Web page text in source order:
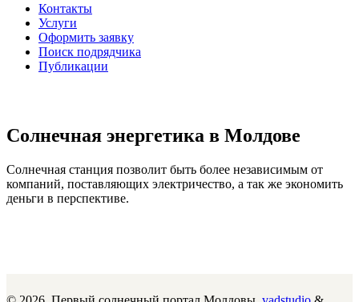
Контакты
Услуги
Оформить заявку
Поиск подрядчика
Публикации
Солнечная энергетика в Молдове
Солнечная станция позволит быть более независимым от
компаний, поставляющих электричество, а так же экономить
деньги в перспективе.